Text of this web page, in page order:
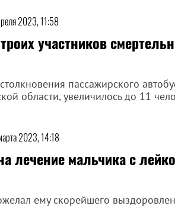
2023, 11:58
участников
пассажирского
области, увеличилось до 11
2023, 14:18
лечение мальчика с
ему скорейшего